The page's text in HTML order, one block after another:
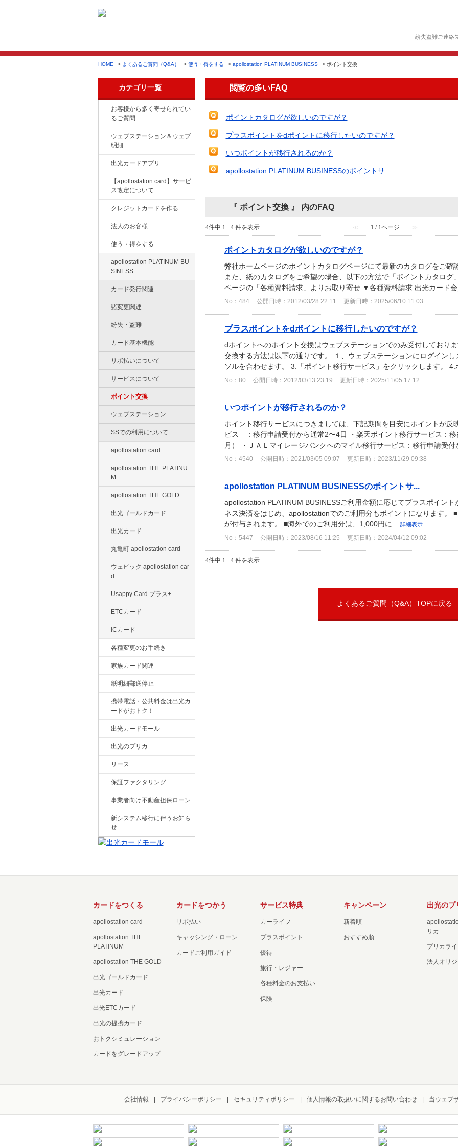
紛失盗難ご連絡
HOME > よくあるご質問（Q&A） > 使う・得をする > apollostation PLATINUM BUSINESS > ポイント交換
カテゴリ一覧
お客様から多く寄せられてい
るご質問
ウェブステーション＆ウェブ
明細
出光カードアプリ
【apollostation card】サービ
ス改定について
クレジットカードを作る
法人のお客様
使う・得をする
apollostation PLATINUM BU
SINESS
カード発行関連
諸変更関連
紛失・盗難
カード基本機能
リボ払いについて
サービスについて
ポイント交換
ウェブステーション
SSでの利用について
apollostation card
apollostation THE PLATINU
M
apollostation THE GOLD
出光ゴールドカード
出光カード
丸亀町 apollostation card
ウェビック apollostation car
d
Usappy Card プラス+
ETCカード
ICカード
各種変更のお手続き
家族カード関連
紙明細郵送停止
携帯電話・公共料金は出光カ
ードがおトク！
出光カードモール
出光のプリカ
リース
保証ファクタリング
事業者向け不動産担保ローン
新システム移行に伴うお知ら
せ
閲覧の多いFAQ
ポイントカタログが欲しいのですが？
プラスポイントをdポイントに移行したいのですが？
いつポイントが移行されるのか？
apollostation PLATINUM BUSINESSのポイントサ...
『 ポイント交換 』 内のFAQ
4件中 1 - 4 件を表示 ≪ 1 / 1ページ ≫
ポイントカタログが欲しいのですが？
弊社ホームページのポイントカタログページにて最新のカタログをご
また、紙のカタログをご希望の場合、以下の方法で「ポイントカタログ
ページの「各種資料請求」よりお取り寄せ ▼各種資料請求 出光カード
No：484 公開日時：2012/03/28 22:11 更新日時：2025/06/10 11:03
プラスポイントをdポイントに移行したいのですが？
dポイントへのポイント交換はウェブステーションでのみ受付しており
交換する方法は以下の通りです。 １、ウェブステーションにログイン
ソルを合わせます。 3.「ポイント移行サービス」をクリックします。 4.
No：80 公開日時：2012/03/13 23:19 更新日時：2025/11/05 17:12
いつポイントが移行されるのか？
ポイント移行サービスにつきましては、下記期間を目安にポイントが反
ビス ：移行申請受付から通常2〜4日 ・楽天ポイント移行サービス：
月） ・ＪＡＬマイレージバンクへのマイル移行サービス：移行申請受付
No：4540 公開日時：2021/03/05 09:07 更新日時：2023/11/29 09:38
apollostation PLATINUM BUSINESSのポイントサ...
apollostation PLATINUM BUSINESSご利用金額に応じてプラスポイン
ネス決済をはじめ、apollostationでのご利用分もポイントになります。
が付与されます。 ■海外でのご利用分は、1,000円に...
詳細表示
No：5447 公開日時：2023/08/16 11:25 更新日時：2024/04/12 09:02
4件中 1 - 4 件を表示
よくあるご質問（Q&A）TOPに戻る
カードをつくる
apollostation card
apollostation THE
PLATINUM
apollostation THE GOLD
出光ゴールドカード
出光カード
出光ETCカード
出光の提携カード
おトクシミュレーション
カードをグレードアップ
カードをつかう
リボ払い
キャッシング・ローン
カードご利用ガイド
サービス特典
カーライフ
プラスポイント
優待
旅行・レジャー
各種料金のお支払い
保険
キャンペーン
新着順
おすすめ順
出光のプ
リカ
プリカラ
法人オリ
会社情報 プライバシーポリシー セキュリティポリシー 個人情報の取扱いに関するお問い合わせ 当ウェブ